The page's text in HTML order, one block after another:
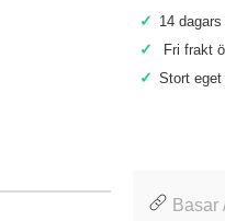
✓ 14
✓ Fri frakt
✓ Stort eget
Basar